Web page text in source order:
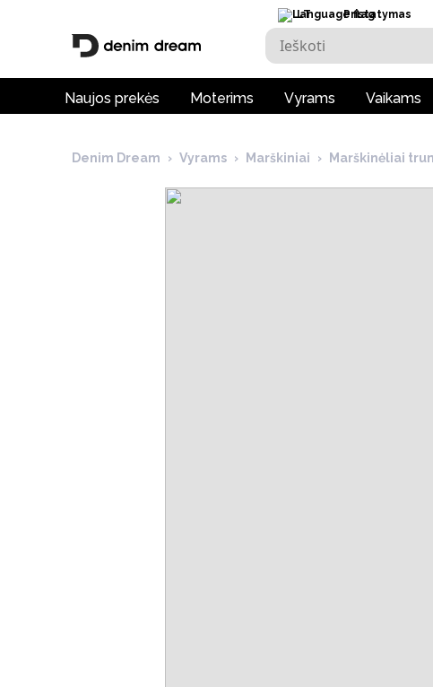
LT Pristatymas
Naujos prekės Moterims Vyrams Vaikams
Denim Dream › Vyrams › Marškiniai › Marškinėliai